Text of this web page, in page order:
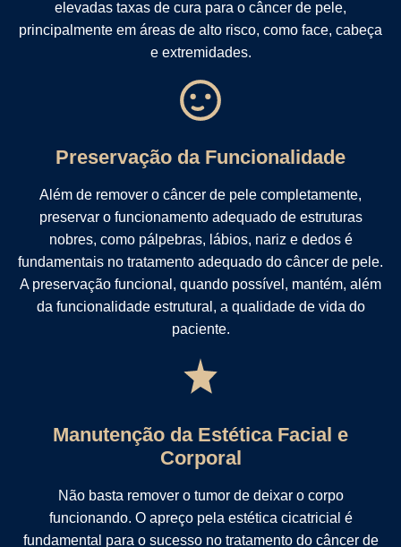
elevadas taxas de cura para o câncer de pele,
principalmente em áreas de alto risco, como face, cabeça
e extremidades.
Preservação da Funcionalidade
Além de remover o câncer de pele completamente,
preservar o funcionamento adequado de estruturas
nobres, como pálpebras, lábios, nariz e dedos é
fundamentais no tratamento adequado do câncer de pele.
A preservação funcional, quando possível, mantém, além
da funcionalidade estrutural, a qualidade de vida do
paciente.
Manutenção da Estética Facial e
Corporal
Não basta remover o tumor de deixar o corpo
funcionando. O apreço pela estética cicatricial é
fundamental para o sucesso no tratamento do câncer de